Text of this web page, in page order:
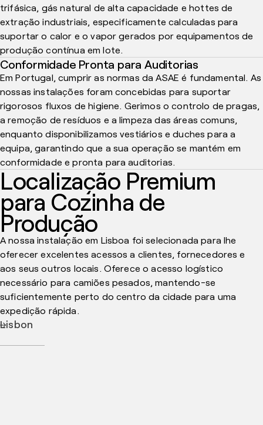
trifásica, gás natural de alta capacidade e hottes de
extração industriais, especificamente calculadas para
suportar o calor e o vapor gerados por equipamentos de
produção contínua em lote.
Conformidade Pronta para Auditorias
Em Portugal, cumprir as normas da ASAE é fundamental. As
nossas instalações foram concebidas para suportar
rigorosos fluxos de higiene. Gerimos o controlo de pragas,
a remoção de resíduos e a limpeza das áreas comuns,
enquanto disponibilizamos vestiários e duches para a
equipa, garantindo que a sua operação se mantém em
conformidade e pronta para auditorias.
Localização Premium
para Cozinha de
Produção
A nossa instalação em Lisboa foi selecionada para lhe
oferecer excelentes acessos a clientes, fornecedores e
aos seus outros locais. Oferece o acesso logístico
necessário para camiões pesados, mantendo-se
suficientemente perto do centro da cidade para uma
expedição rápida.
Lisbon